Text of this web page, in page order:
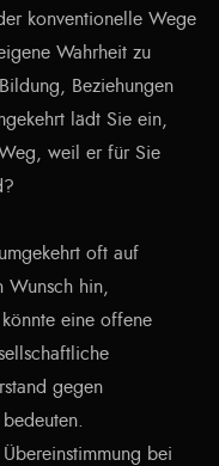
konventionelle Wege
Wahrheit zu
Beziehungen
lädt Sie ein,
weil er für Sie
oft auf
Wunsch hin,
eine offene
gegen
bei